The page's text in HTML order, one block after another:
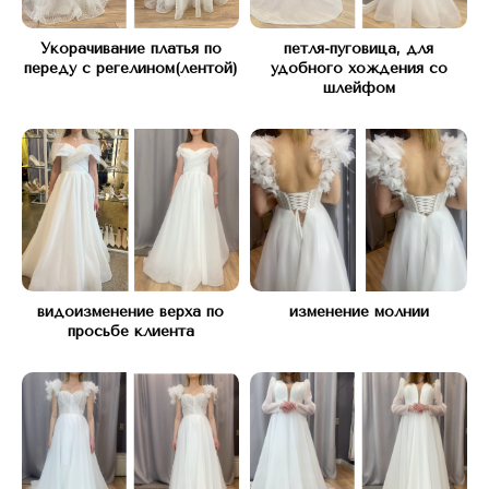
Укорачивание платья по
переду с регелином(лентой)
петля-пуговица, для
удобного хождения со
шлейфом
видоизменение верха по
просьбе клиента
изменение молнии
Оставьте заявку и мы вам перезвоним
для бесплатной консультации
+7
Я согласен с Политикой конфиденциальности
Оставить заявку